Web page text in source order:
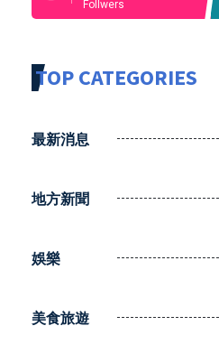
Follwers
TOP CATEGORIES
最新消息
地方新聞
娛樂
美食旅遊